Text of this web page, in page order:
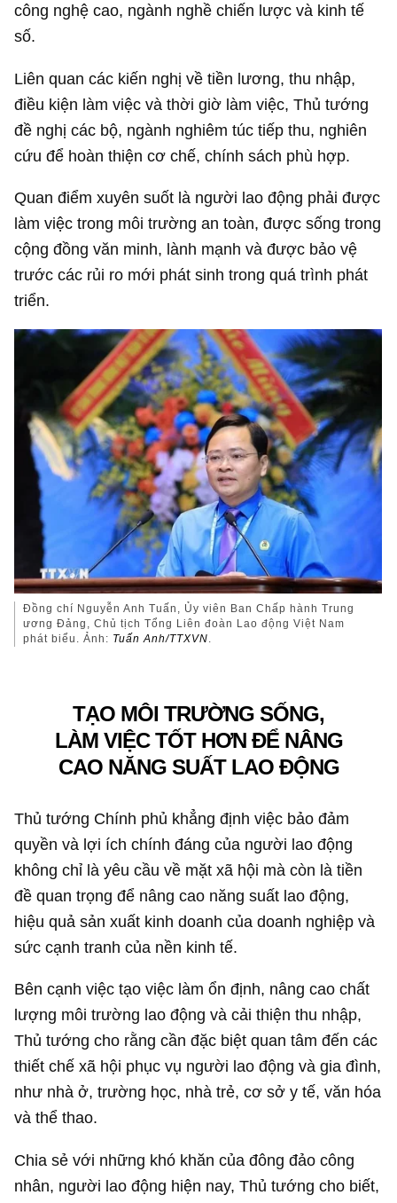
công nghệ cao, ngành nghề chiến lược và kinh tế
số.
Liên quan các kiến nghị về tiền lương, thu nhập,
điều kiện làm việc và thời giờ làm việc, Thủ tướng
đề nghị các bộ, ngành nghiêm túc tiếp thu, nghiên
cứu để hoàn thiện cơ chế, chính sách phù hợp.
Quan điểm xuyên suốt là người lao động phải được
làm việc trong môi trường an toàn, được sống trong
cộng đồng văn minh, lành mạnh và được bảo vệ
trước các rủi ro mới phát sinh trong quá trình phát
triển.
Đồng chí Nguyễn Anh Tuấn, Ủy viên Ban Chấp hành Trung
ương Đảng, Chủ tịch Tổng Liên đoàn Lao động Việt Nam
phát biểu. Ảnh: Tuấn Anh/TTXVN.
TẠO MÔI TRƯỜNG SỐNG,
LÀM VIỆC TỐT HƠN ĐỂ NÂNG
CAO NĂNG SUẤT LAO ĐỘNG
Thủ tướng Chính phủ khẳng định việc bảo đảm
quyền và lợi ích chính đáng của người lao động
không chỉ là yêu cầu về mặt xã hội mà còn là tiền
đề quan trọng để nâng cao năng suất lao động,
hiệu quả sản xuất kinh doanh của doanh nghiệp và
sức cạnh tranh của nền kinh tế.
Bên cạnh việc tạo việc làm ổn định, nâng cao chất
lượng môi trường lao động và cải thiện thu nhập,
Thủ tướng cho rằng cần đặc biệt quan tâm đến các
thiết chế xã hội phục vụ người lao động và gia đình,
như nhà ở, trường học, nhà trẻ, cơ sở y tế, văn hóa
và thể thao.
Chia sẻ với những khó khăn của đông đảo công
nhân, người lao động hiện nay, Thủ tướng cho biết,